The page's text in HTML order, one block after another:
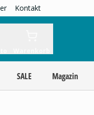
Kontakt
SALE Magazin